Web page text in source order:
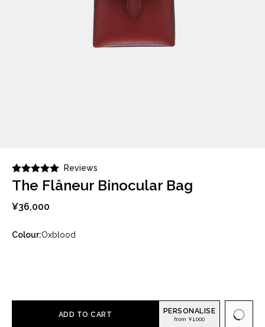
Reviews
The Flâneur Binocular Bag
¥36,000
Colour:Oxblood
ADD TO CART PERSONALISE
from ¥1,000